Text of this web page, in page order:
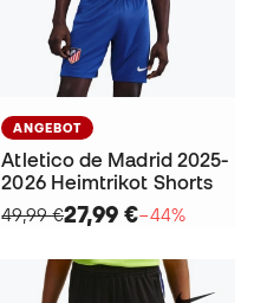
ANGEBOT
Atletico de Madrid 2025-
2026 Heimtrikot Shorts
49,99 €27,99 €−44%